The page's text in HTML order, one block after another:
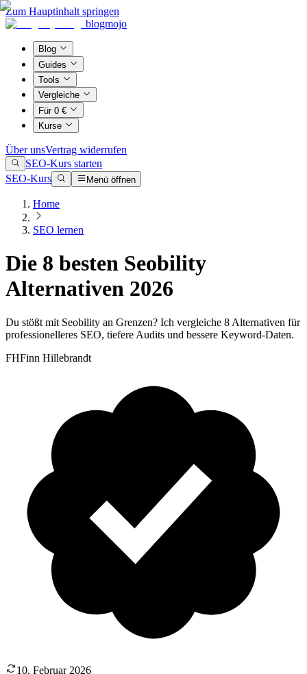
Zum Hauptinhalt springen
blogmojo
Blog
Guides
Tools
Vergleiche
Für 0 €
Kurse
Über unsVertrag widerrufen
SEO-Kurs starten
SEO-Kurs
Menü öffnen
Home
SEO lernen
Die 8 besten Seobility
Alternativen 2026
Du stößt mit Seobility an Grenzen? Ich vergleiche 8 Alternativen für
professionelleres SEO, tiefere Audits und bessere Keyword-Daten.
FHFinn Hillebrandt
10. Februar 2026